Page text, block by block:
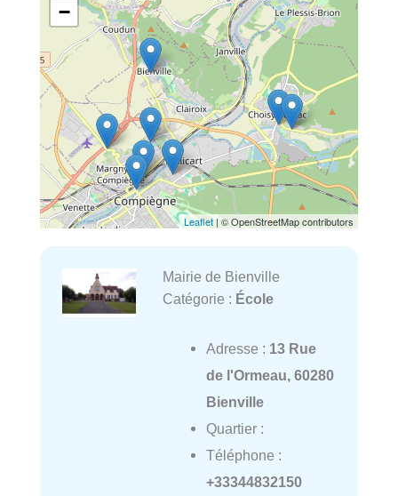
−
Leaflet | © OpenStreetMap contributors
Mairie de Bienville
Catégorie : École
Adresse : 13 Rue
de l'Ormeau, 60280
Bienville
Quartier :
Téléphone :
+33344832150